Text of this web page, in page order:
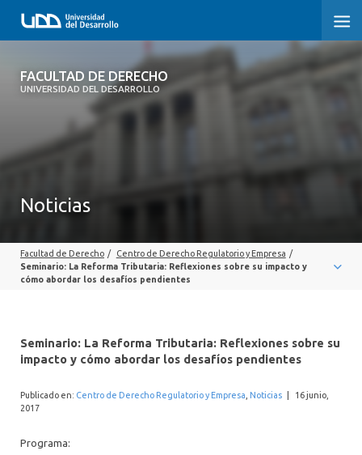
FACULTAD DE DERECHO
UNIVERSIDAD DEL DESARROLLO
FACULTAD DE DERECHO
SOBRE LA FACULTAD
PROFESORES
INTERNACIONAL
Noticias
Facultad de Derecho / Centro de Derecho Regulatorio y Empresa /
Seminario: La Reforma Tributaria: Reflexiones sobre su impacto y
cómo abordar los desafíos pendientes
Seminario: La Reforma Tributaria: Reflexiones sobre su
impacto y cómo abordar los desafíos pendientes
Publicado en: Centro de Derecho Regulatorio y Empresa Noticias
16 junio,
2017
Programa: